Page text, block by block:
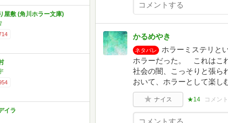
屋敷 (角川ホラー文庫)
イラ
かるめやき
ネタバレ
ホラーミステリと
ホラーだった。 これはこ
社会の闇、こっそりと張ら
おいて、ホラーとして楽し
ナイス ★14 コメン